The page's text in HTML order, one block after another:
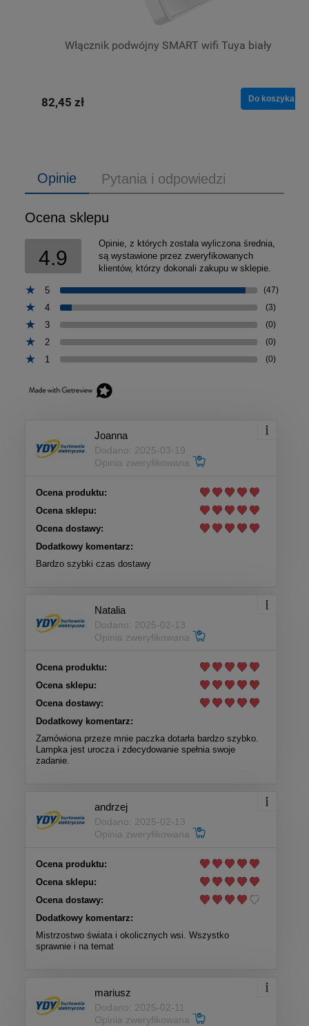
Włącznik podwójny SMART wifi Tuya biały
82,45 zł Do koszyka
Opinie Pytania i odpowiedzi
Ocena sklepu
4.9
Opinie, z których została wyliczona średnia,
są wystawione przez zweryfikowanych
klientów, którzy dokonali zakupu w sklepie.
5 (47)
4 (3)
3 (0)
2 (0)
1 (0)
Joanna
Dodano: 2025-03-19
Opinia zweryfikowana
Ocena produktu:
Ocena sklepu:
Ocena dostawy:
Dodatkowy komentarz:
Bardzo szybki czas dostawy
Natalia
Dodano: 2025-02-13
Opinia zweryfikowana
Ocena produktu:
Ocena sklepu:
Ocena dostawy:
Dodatkowy komentarz:
Zamówiona przeze mnie paczka dotarła bardzo szybko.
Lampka jest urocza i zdecydowanie spełnia swoje
zadanie.
andrzej
Dodano: 2025-02-13
Opinia zweryfikowana
Ocena produktu:
Ocena sklepu:
Ocena dostawy:
Dodatkowy komentarz:
Mistrzostwo świata i okolicznych wsi. Wszystko
sprawnie i na temat
mariusz
Dodano: 2025-02-11
Opinia zweryfikowana